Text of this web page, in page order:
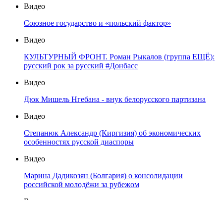
Видео
Союзное государство и «польский фактор»
Видео
КУЛЬТУРНЫЙ ФРОНТ. Роман Рыкалов (группа ЕЩЁ):
русский рок за русский #Донбасс
Видео
Дюк Мишель Нгебана - внук белорусского партизана
Видео
Степанюк Александр (Киргизия) об экономических
особенностях русской диаспоры
Видео
Марина Дадикозян (Болгария) о консолидации
российской молодёжи за рубежом